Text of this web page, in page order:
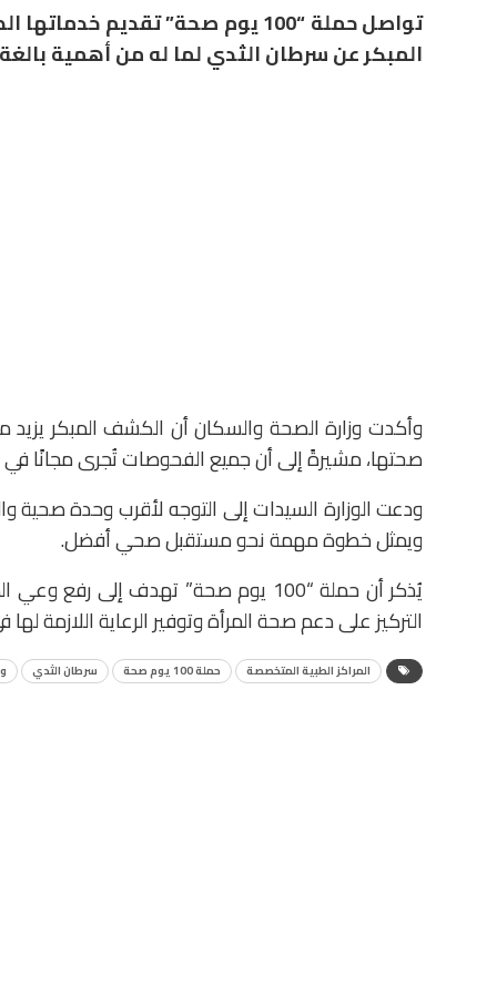
تواصل حملة “100 يوم صحة”
المبكر عن سرطان الثدي لما له من أهمية
وأكدت وزارة الصحة والسكان أن الكشف المبكر يزيد
صحتها، مشيرةً إلى أن جميع الفحوصات تُجرى مجانًا في
ودعت الوزارة السيدات إلى التوجه لأقرب وحدة
ويمثل خطوة مهمة نحو مستقبل صحي أفضل.
يُذكر أن حملة “100 يوم صحة” تهدف
التركيز على دعم صحة المرأة وتوفير الرعاية اللازمة
المراكز الطبية المتخصصة حملة 100 يوم صحة سرطان الثدي